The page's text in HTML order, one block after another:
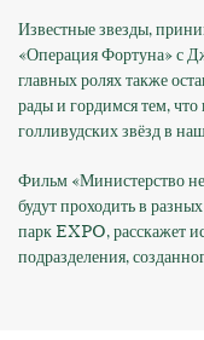
Известные звезды,
«Операция Фортуна» с
главных ролях также
рады и гордимся тем,
голливудских звёзд в
Фильм «Министерство
будут проходить в
парк EXPO, расскажет
подразделения,